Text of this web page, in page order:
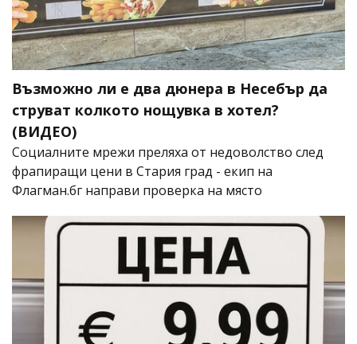
Възможно ли е два дюнера в Несебър да
струват колкото нощувка в хотел?
(ВИДЕО)
Социалните мрежи преляха от недоволство след
фрапиращи цени в Стария град - екип на
Флагман.бг направи проверка на място